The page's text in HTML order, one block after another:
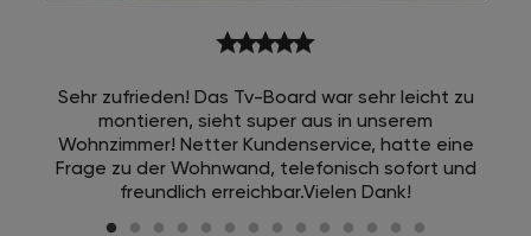
starstarstarstarstar
Sehr zufrieden! Das Tv-Board war sehr leicht zu
montieren, sieht super aus in unserem
Wohnzimmer! Netter Kundenservice, hatte eine
Frage zu der Wohnwand, telefonisch sofort und
freundlich erreichbar.Vielen Dank!